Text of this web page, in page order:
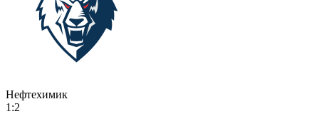
Нефтехимик
1:2